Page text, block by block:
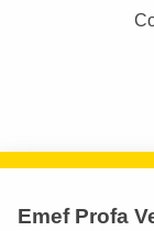
Emef Profa